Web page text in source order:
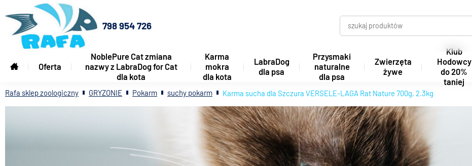
798 954 726
Oferta
NoblePure Cat zmiana
nazwy z LabraDog for Cat
dla kota
Karma
mokra
dla kota
LabraDog
dla psa
Przysmaki
naturalne
dla psa
Zwierzęta
żywe
Klub
Hodowcy
do 20%
taniej
Rafa sklep zoologiczny GRYZONIE Pokarm suchy pokarm Karma sucha dla Szczura VERSELE-LAGA Rat Nature 700g, 2.3kg